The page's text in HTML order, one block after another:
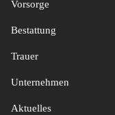
Vorsorge
Bestattung
Trauer
Unternehmen
Aktuelles